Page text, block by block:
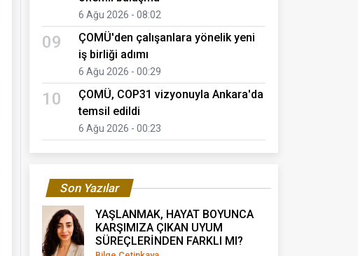
6 Ağu 2026 - 08:02
09
ÇOMÜ'den çalışanlara yönelik yeni
iş birliği adımı
6 Ağu 2026 - 00:29
10
ÇOMÜ, COP31 vizyonuyla Ankara'da
temsil edildi
6 Ağu 2026 - 00:23
Son Yazılar
YAŞLANMAK, HAYAT BOYUNCA
KARŞIMIZA ÇIKAN UYUM
SÜREÇLERİNDEN FARKLI MI?